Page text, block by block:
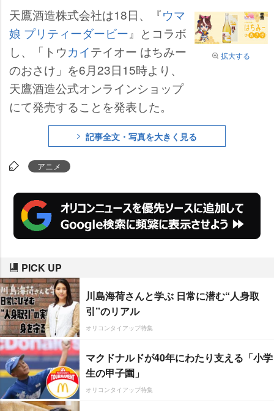
拡大する
天鷹酒造株式会社は18日、『ウマ
娘 プリティーダービー 』とコラボ
し、「トウカイテイオー はちみー
のおさけ」を6月23日15時より、
天鷹酒造公式オンラインショップ
にて発売することを発表した。
記事全文・写真を大きく見る
アニメ
PICK UP
川島海荷さんと学ぶ 日常に潜む“人身取
引”のリアル
オリコンタイアップ特集
マクドナルドが40年にわたり支える「小学
生の甲子園」
オリコンタイアップ特集